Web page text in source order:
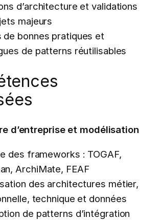
d’architecture et validations
majeurs
de bonnes pratiques et
de patterns réutilisables
d’entreprise et modélisation
des frameworks : TOGAF,
ArchiMate, FEAF
des architectures métier,
technique et données
de patterns d’intégration